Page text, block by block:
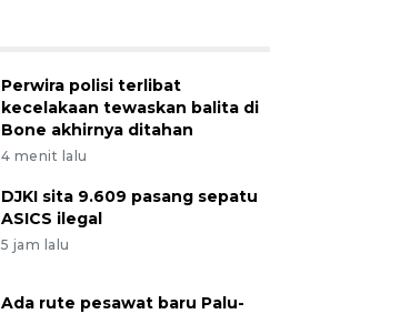
Perwira polisi terlibat
kecelakaan tewaskan balita di
Bone akhirnya ditahan
4 menit lalu
DJKI sita 9.609 pasang sepatu
ASICS ilegal
5 jam lalu
Ada rute pesawat baru Palu-